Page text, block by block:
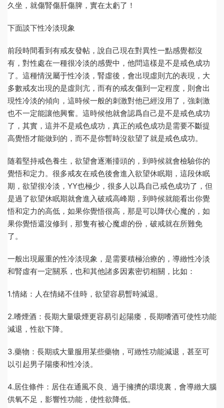
久坐，就傷腎傷肝傷脾，實在太虧了！
下面談下性冷淡現象
前段時間看到有戒友發帖，說自己現在對異性一點感覺都沒
有，對性處在一種很冷淡的感覺中，他問這樣是不是戒色成功
了。這種情況屬于性冷淡，腎虛後，會出現虛則亢的表現，大
多數戒友出現的是虛則亢，而有的戒友傷到一定程度，則會出
現性冷淡的傾向，這時候一般的刺激對他已經沒用了，強刺激
也不一定能讓他興奮。這時候他就會認爲自己是不是戒色成功
了，其實，這并不是戒色成功，真正的戒色成功是需要不斷提
高覺悟才能做到的，而不是你暫時沒欲望了就是戒色成功。
随着堅持戒色養生，欲望會逐漸擡頭的，到時候就會檢驗你的
覺悟和定力。很多戒友在戒色後會進入欲望休眠期，這段休眠
期，欲望很冷淡，YY也極少，很多人以爲自己戒色成功了，但
是過了欲望休眠期就會進入破戒高峰期，到時候就能看出你覺
悟和定力的高低，如果你覺悟很高，那是可以降伏心魔的，如
果你覺悟還沒修到，那隻有被心魔虐的份，破戒就在所難免
了。
一般出現嚴重的性冷淡現象，是需要積極治療的，導緻性冷淡
和腎虛有一定關系，也和其他諸多因素密切相關，比如：
1.情緒：人在情緒不佳時，欲望容易暫時減退。
2.嗜煙酒：長期大量吸煙更容易引起陽痿，長期嗜酒可使性功能
減退，性欲下降。
3.藥物：長期或大量服用某些藥物，可緻性功能減退，甚至可
以引起男子陽痿和性冷淡。
4.居住條件：居住在通風不良、過于擁擠的環境裏，會導緻大腦
供氧不足，影響性功能，使性欲降低。